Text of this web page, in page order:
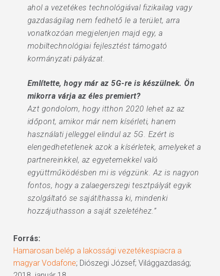
ahol a vezetékes technológiával fizikailag vagy
gazdaságilag nem fedhető le a terület, arra
vonatkozóan megjelenjen majd egy, a
mobiltechnológiai fejlesztést támogató
kormányzati pályázat.
Említette, hogy már az 5G-re is készülnek. Ön
mikorra várja az éles premiert?
Azt gondolom, hogy itthon 2020 lehet az az
időpont, amikor már nem kísérleti, hanem
használati jelleggel elindul az 5G. Ezért is
elengedhetetlenek azok a kísérletek, amelyeket a
partnereinkkel, az egyetemekkel való
együttműködésben mi is végzünk. Az is nagyon
fontos, hogy a zalaegerszegi tesztpályát egyik
szolgáltató se sajátíthassa ki, mindenki
hozzájuthasson a saját szeletéhez.”
Forrás:
Hamarosan belép a lakossági vezetékespiacra a
magyar Vodafone; Diószegi József; Világgazdaság;